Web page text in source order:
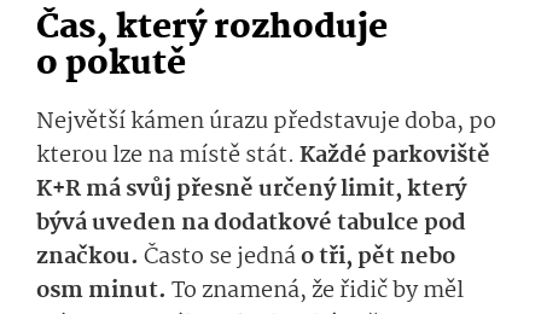
Čas, který rozhoduje
o pokutě
Největší kámen úrazu představuje doba, po
kterou lze na místě stát. Každé parkoviště
K+R má svůj přesně určený limit, který
bývá uveden na dodatkové tabulce pod
značkou. Často se jednáo tři, pět nebo
osm minut. To znamená, že řidič by měl